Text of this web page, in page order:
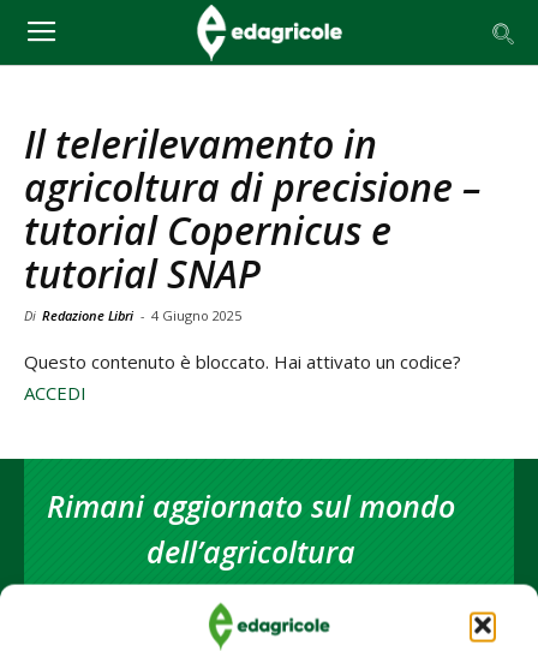
Il telerilevamento in
agricoltura di precisione –
tutorial Copernicus e
tutorial SNAP
Di Redazione Libri - 4 Giugno 2025
Questo contenuto è bloccato. Hai attivato un codice?
ACCEDI
Rimani aggiornato sul mondo
dell’agricoltura
Iscriviti alle nostre newsletter